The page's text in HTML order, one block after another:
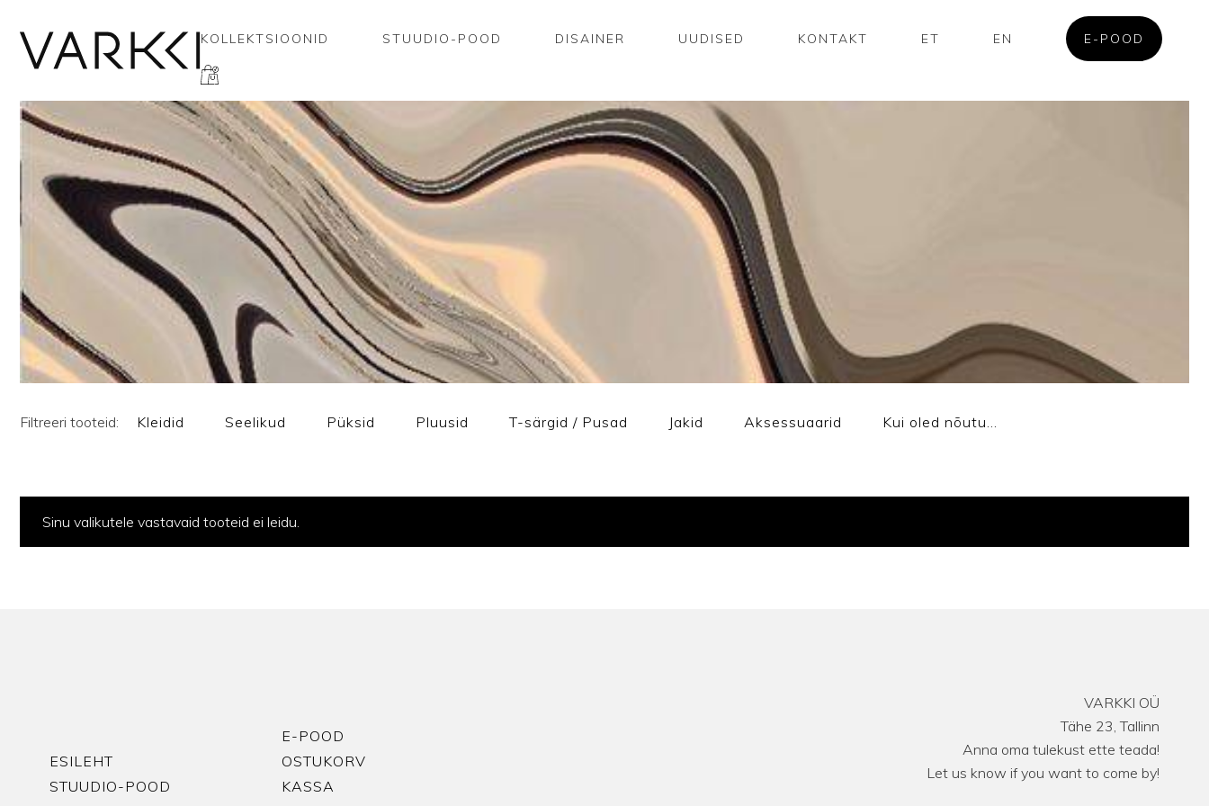
KOLLEKTSIOONID STUUDIO-POOD DISAINER UUDISED KONTAKT ET EN E-POOD
Filtreeri tooteid: Kleidid Seelikud Püksid Pluusid T-särgid / Pusad Jakid Aksessuaarid Kui oled nõutu…
Sinu valikutele vastavaid tooteid ei leidu.
ESILEHT
STUUDIO-POOD
E-POOD
OSTUKORV
KASSA
VARKKI OÜ
Tähe 23, Tallinn
Anna oma tulekust ette teada!
Let us know if you want to come by!